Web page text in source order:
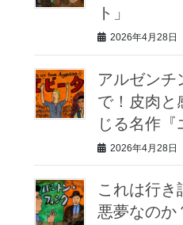
ト」
2026年4月28日
アルゼンチ
で！皮肉と
じる名作『
2026年4月28日
これは行き
悪夢なのか